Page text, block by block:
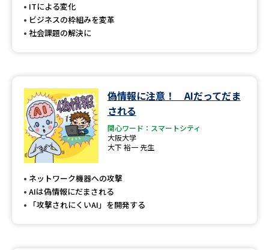
大学で学べる内容や特徴を調べる
データサイエンス特集 奨学金・特待生制度特集
デジタルパンフレット 進路の３択
新学年スタート号特集ページ
（高3生用）
新学年スタート号特集ページ
SELFBRAND特集ページ
ITによる変化
ビジネスの枠組みを変革
社会課題の解決に
偽情報に注意！ AIだってだま
される
関心ワード：スマートシティ
大阪大学
大下 裕一 先生
ネットワーク機器への攻撃
AIは偽情報にだまされる
「攻撃されにくいAI」を開発する